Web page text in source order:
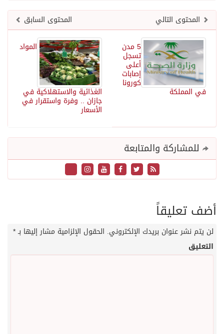
المحتوى السابق
المحتوى التالي
المواد
الغذائية والاستهلاكية في
جازان .. وفرة واستقرار في
الأسعار
5 مدن
تسجل
أعلى
إصابات
كورونا
في المملكة
للمشاركة والمتابعة
أضف تعليقاً
لن يتم نشر عنوان بريدك الإلكتروني. الحقول الإلزامية مشار إليها بـ*
التعليق